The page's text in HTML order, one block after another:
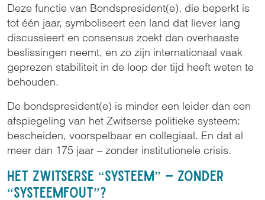
Deze functie van Bondspresident(e), die beperkt is
tot één jaar, symboliseert een land dat liever lang
discussieert en consensus zoekt dan overhaaste
beslissingen neemt, en zo zijn internationaal vaak
geprezen stabiliteit in de loop der tijd heeft weten te
behouden.
De bondspresident(e) is minder een leider dan een
afspiegeling van het Zwitserse politieke systeem:
bescheiden, voorspelbaar en collegiaal. En dat al
meer dan 175 jaar – zonder institutionele crisis.
Het Zwitserse “systeem” – zonder
“systeemfout”?